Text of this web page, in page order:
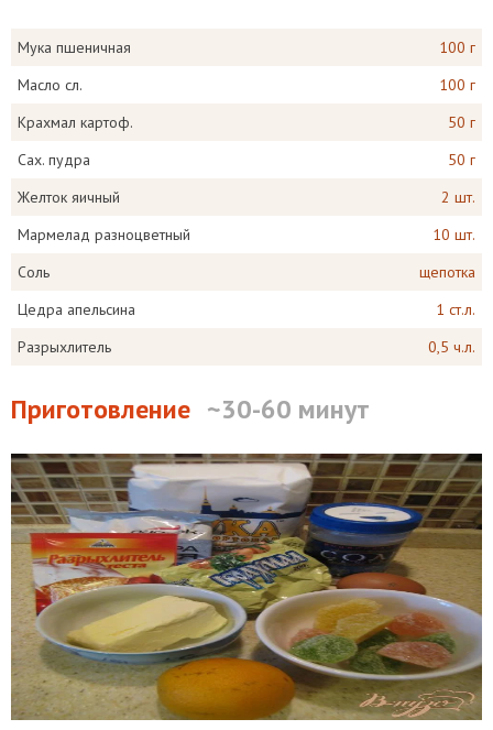
Мука пшеничная
100 г
Масло сл.
100 г
Крахмал картоф.
50 г
Сах. пудра
50 г
Желток яичный
2 шт.
Мармелад разноцветный
10 шт.
Соль
щепотка
Цедра апельсина
1 ст.л.
Разрыхлитель
0,5 ч.л.
Приготовление ~30-60 минут